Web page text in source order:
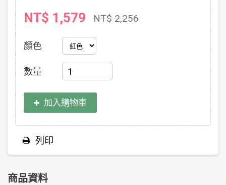
NT$ 1,579 NT$ 2,256
顏色
數量
加入購物車
列印
商品資料